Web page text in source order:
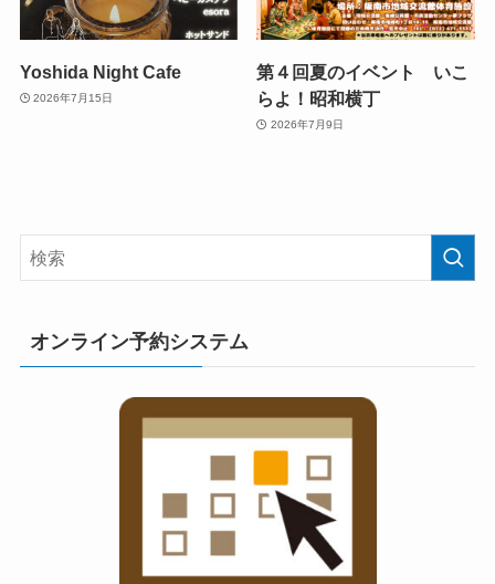
Yoshida Night Cafe
2026年7月15日
第４回夏のイベント いこ
らよ！昭和横丁
2026年7月9日
オンライン予約システム